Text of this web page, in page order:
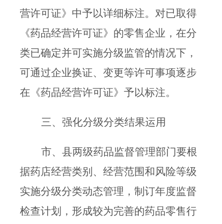
营许可证》中予以详细标注。对已取得
《药品经营许可证》的零售企业，在分
类已确定并可实施分级监管的情况下，
可通过企业换证、变更等许可事项逐步
在《药品经营许可证》予以标注。
三、强化分级分类结果运用
市、县两级药品监督管理部门要根
据药店经营类别、经营范围和风险等级
实施分级分类动态管理， 制订年度监督
检查计划， 形成较为完善的药品零售行